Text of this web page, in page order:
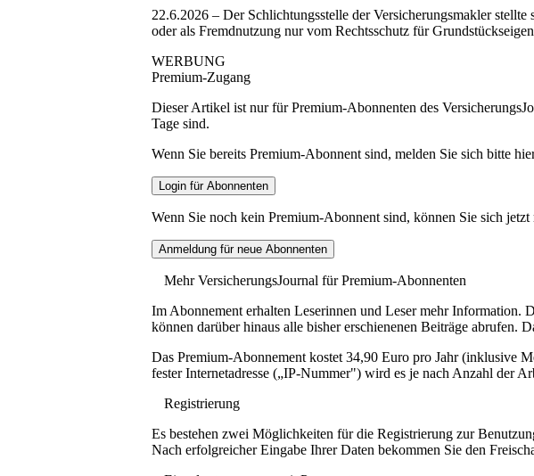
22.6.2026 – Der Schlichtungsstelle der Versicherungsmakler
oder als Fremdnutzung nur vom Rechtsschutz für
WERBUNG
Premium-Zugang
Dieser Artikel ist nur für Premium-Abonnenten des
Tage sind.
Wenn Sie bereits Premium-Abonnent sind, melden Sie sich bitte
Wenn Sie noch kein Premium-Abonnent sind, können Sie sich jetzt
Mehr VersicherungsJournal für Premium-Abonnenten
Im Abonnement erhalten Leserinnen und Leser mehr Information.
können darüber hinaus alle bisher erschienenen Beiträge abrufen.
Das Premium-Abonnement kostet 34,90 Euro pro Jahr (inklusive
fester Internetadresse („IP-Nummer") wird es je nach Anzahl der
Registrierung
Es bestehen zwei Möglichkeiten für die Registrierung zur
Nach erfolgreicher Eingabe Ihrer Daten bekommen Sie den